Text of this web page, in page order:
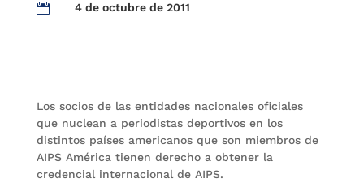
 4 de octubre de 2011
Los socios de las entidades nacionales oficiales
que nuclean a periodistas deportivos en los
distintos países americanos que son miembros de
AIPS América tienen derecho a obtener la
credencial internacional de AIPS.